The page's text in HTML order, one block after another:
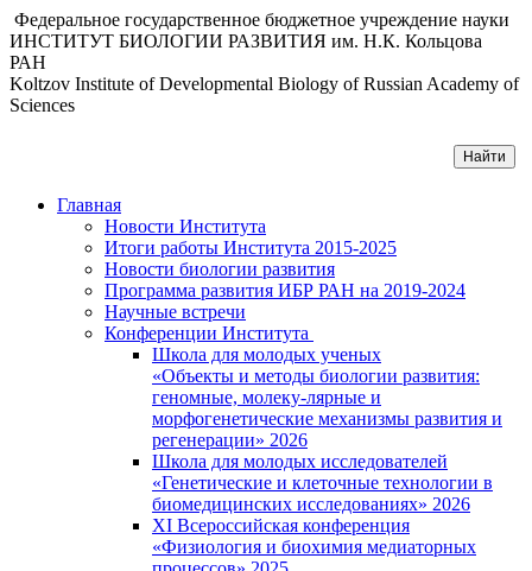
Федеральное государственное бюджетное учреждение науки
ИНСТИТУТ БИОЛОГИИ РАЗВИТИЯ им. Н.К. Кольцова
РАН
Koltzov Institute of Developmental Biology of Russian Academy of
Sciences
Главная
Новости Института
Итоги работы Института 2015-2025
Новости биологии развития
Программа развития ИБР РАН на 2019-2024
Научные встречи
Конференции Института
Школа для молодых ученых
«Объекты и методы биологии развития:
геномные, молеку-лярные и
морфогенетические механизмы развития и
регенерации» 2026
Школа для молодых исследователей
«Генетические и клеточные технологии в
биомедицинских исследованиях» 2026
XI Всероссийская конференция
«Физиология и биохимия медиаторных